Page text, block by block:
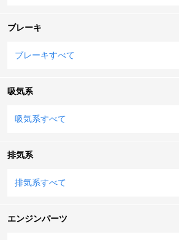
ブレーキ
ブレーキすべて
吸気系
吸気系すべて
排気系
排気系すべて
エンジンパーツ